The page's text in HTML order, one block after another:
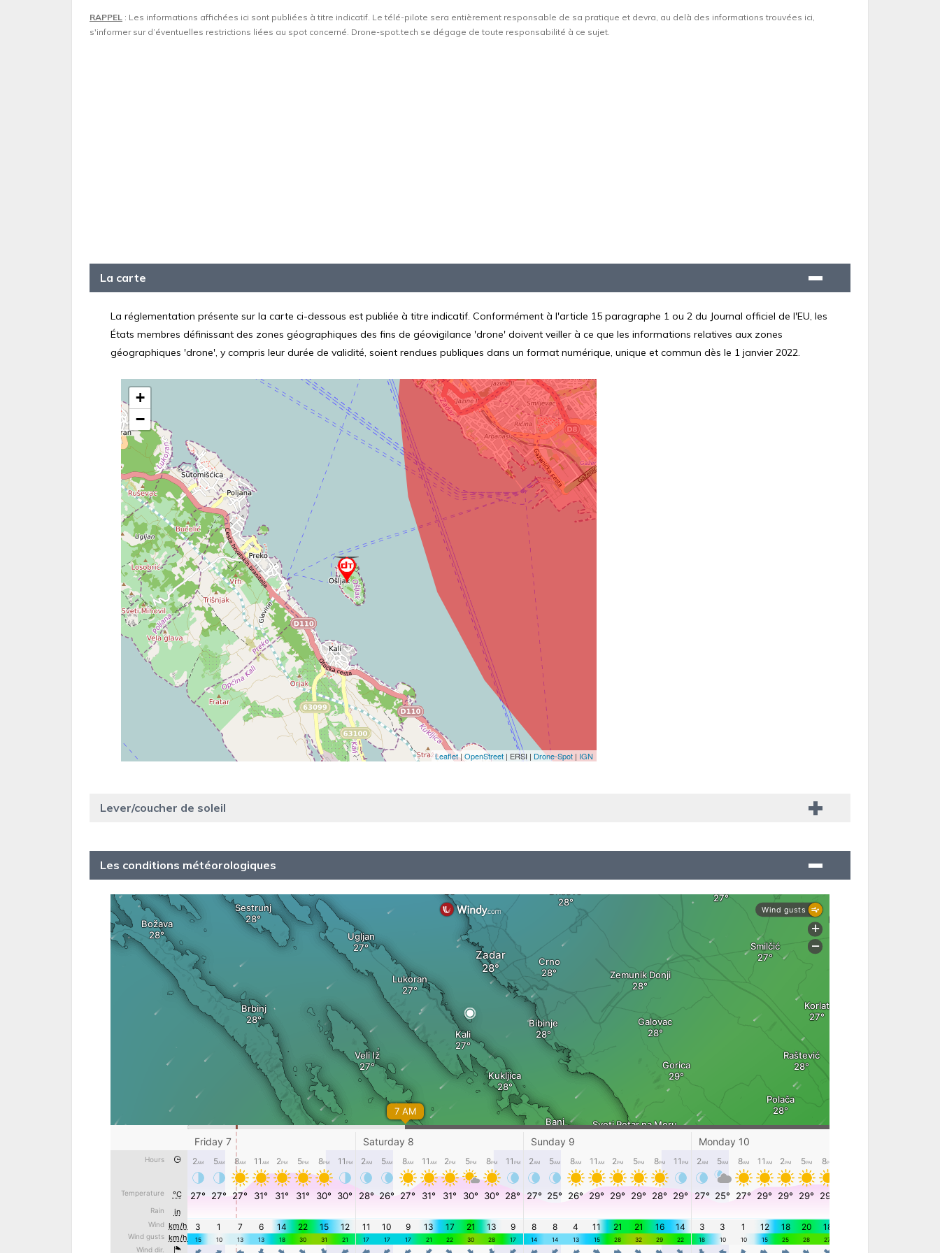
RAPPEL : Les informations affichées ici sont publiées à titre indicatif. Le télé-pilote sera entièrement responsable de sa pratique et devra, au delà des informations trouvées ici,
s'informer sur d’éventuelles restrictions liées au spot concerné. Drone-spot.tech se dégage de toute responsabilité à ce sujet.
La carte
La réglementation présente sur la carte ci-dessous est publiée à titre indicatif. Conformément à l'article 15 paragraphe 1 ou 2 du Journal officiel de l'EU, les
États membres définissant des zones géographiques des fins de géovigilance 'drone' doivent veiller à ce que les informations relatives aux zones
géographiques 'drone', y compris leur durée de validité, soient rendues publiques dans un format numérique, unique et commun dès le 1 janvier 2022.
Lever/coucher de soleil
Les conditions météorologiques